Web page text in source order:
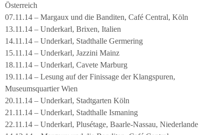
Österreich
07.11.14 – Margaux und die Banditen, Café Central, Köln
13.11.14 – Underkarl, Brixen, Italien
14.11.14 – Underkarl, Stadthalle Germering
15.11.14 – Underkarl, Jazzini Mainz
18.11.14 – Underkarl, Cavete Marburg
19.11.14 – Lesung auf der Finissage der Klangspuren,
Museumsquartier Wien
20.11.14 – Underkarl, Stadtgarten Köln
21.11.14 – Underkarl, Stadthalle Ismaning
22.11.14 – Underkarl, Plusétage, Baarle-Nassau, Niederlande